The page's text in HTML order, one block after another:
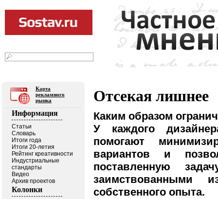
Карта
рекламного
рынка
Информация
Статьи
Словарь
Итоги года
Итоги 20-летия
Рейтинг креативности
Индустриальные
стандарты
Видео
Архив проектов
Колонки
Отсекая лишнее
Каким образом
У каждого
помогают
вариантов и
поставленную
собственного опыта.